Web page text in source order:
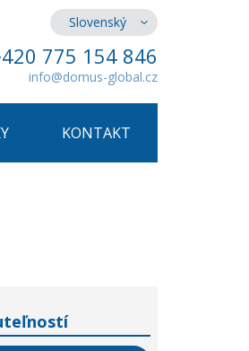
Slovenský
775 154 846
info@domus-global.cz
KONTAKT